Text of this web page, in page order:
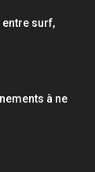
entre surf,
à ne